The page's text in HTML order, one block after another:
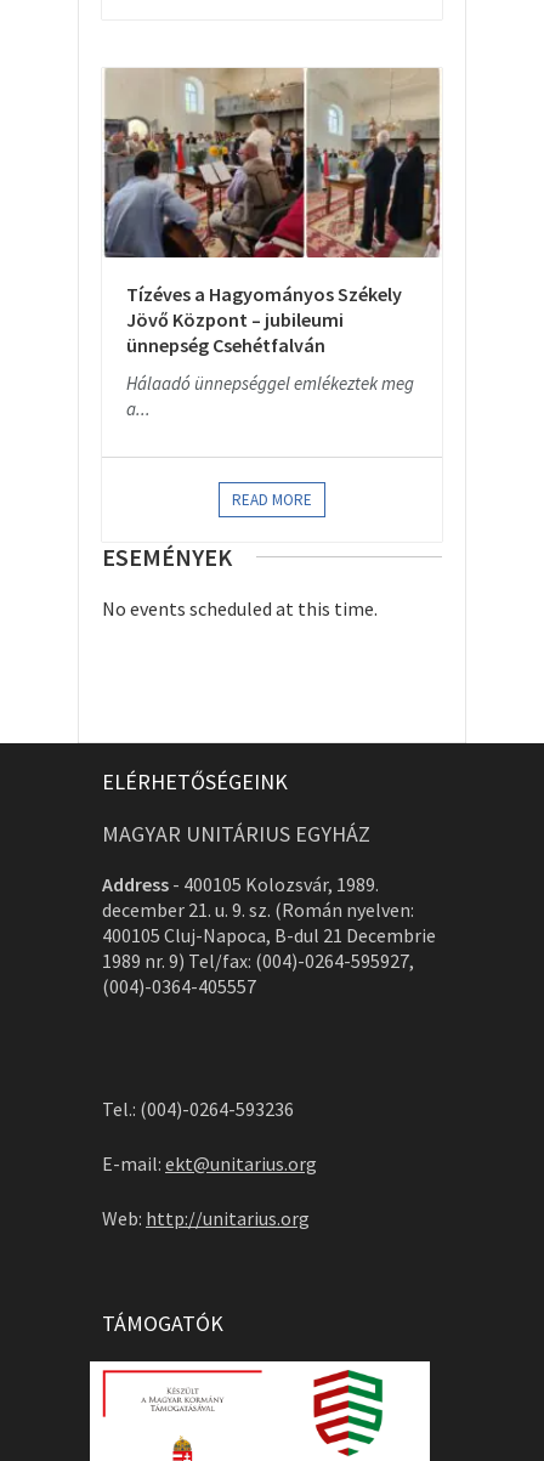
Tízéves a Hagyományos Székely
Jövő Központ – jubileumi
ünnepség Csehétfalván
Hálaadó ünnepséggel emlékeztek meg
a...
READ MORE
ESEMÉNYEK
No events scheduled at this time.
ELÉRHETŐSÉGEINK
MAGYAR UNITÁRIUS EGYHÁZ
Address - 400105 Kolozsvár, 1989.
december 21. u. 9. sz. (Román nyelven:
400105 Cluj-Napoca, B-dul 21 Decembrie
1989 nr. 9) Tel/fax: (004)-0264-595927,
(004)-0364-405557
Tel.: (004)-0264-593236
E-mail: ekt@unitarius.org
Web: http://unitarius.org
TÁMOGATÓK